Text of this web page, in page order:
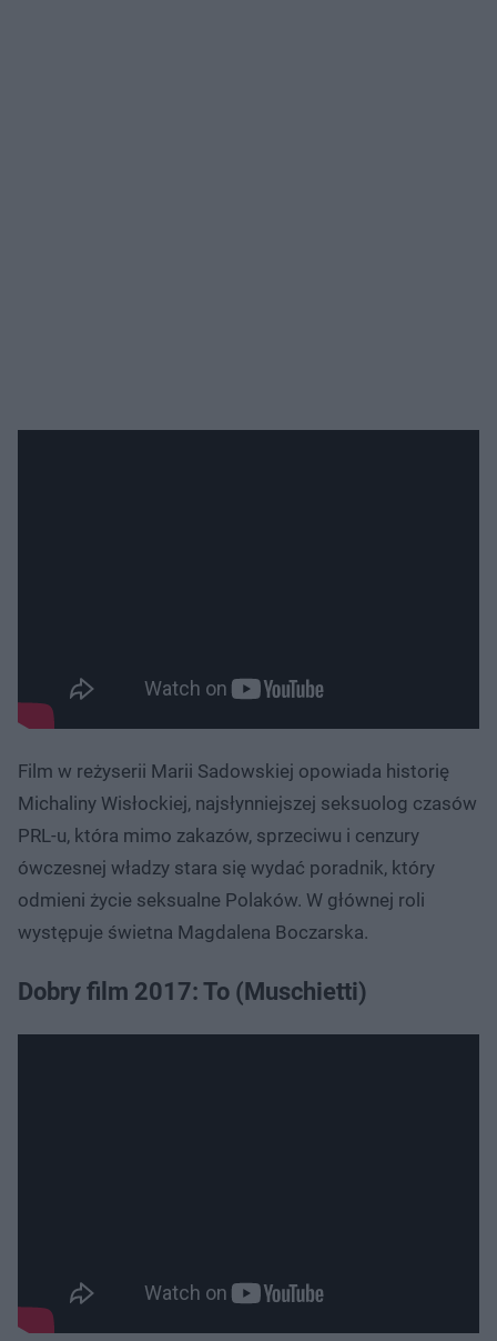
Film w reżyserii Marii Sadowskiej opowiada historię
Michaliny Wisłockiej, najsłynniejszej seksuolog czasów
PRL-u, która mimo zakazów, sprzeciwu i cenzury
ówczesnej władzy stara się wydać poradnik, który
odmieni życie seksualne Polaków. W głównej roli
występuje świetna Magdalena Boczarska.
Dobry film 2017: To (Muschietti)